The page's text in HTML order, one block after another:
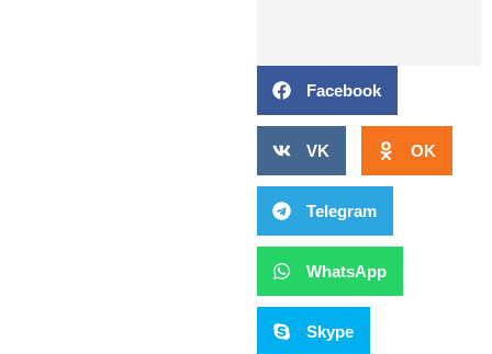
Facebook
VK OK
Telegram
WhatsApp
Skype